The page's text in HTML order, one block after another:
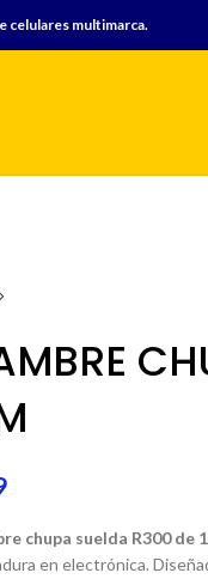
celulares multimarca.
chupa suelda R300 de
en electrónica.